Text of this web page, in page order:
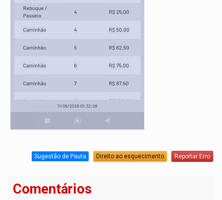
Sugestão de Pauta Direito ao esquecimento Reportar Erro
Comentários